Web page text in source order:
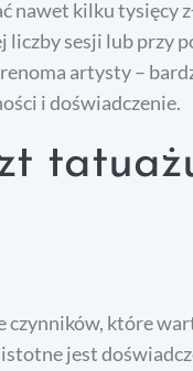
nawet kilku tysięcy
sesji lub przy
artysty –
i doświadczenie.
które
jest